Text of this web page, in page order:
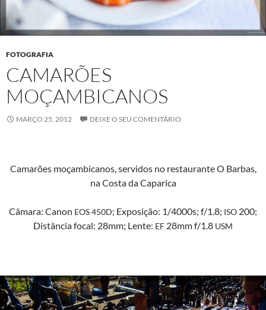
FOTOGRAFIA
CAMARÕES
MOÇAMBICANOS
MARÇO 25, 2012 DEIXE O SEU COMENTÁRIO
Camarões moçam­bi­canos, servi­dos no restau­rante O Bar­bas,
na Cos­ta da Caparica
Câmara: Canon EOS450D; Exposição: 1/4000s; f/1.8; ISO 200;
Dis­tân­cia focal: 28mm; Lente: EF 28mm f/1.8 USM